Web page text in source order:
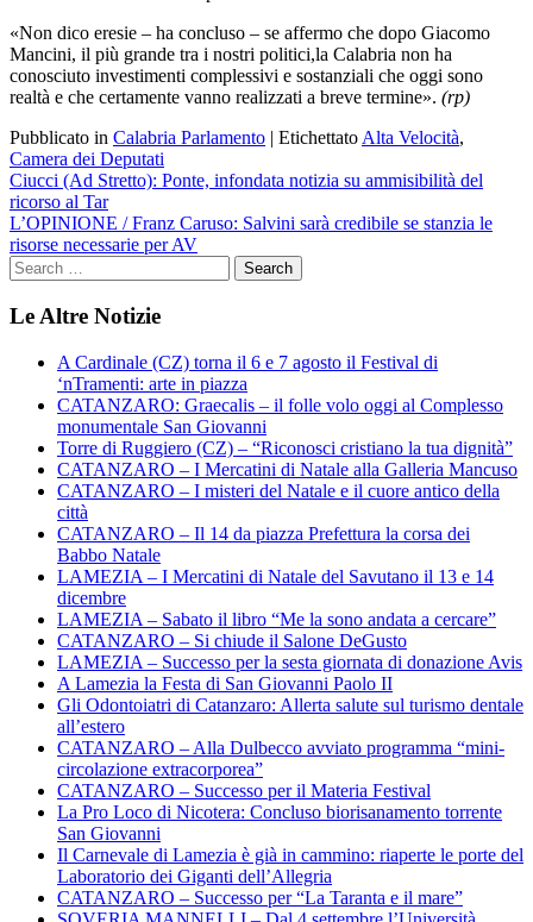
«Non dico eresie – ha concluso – se affermo che dopo Giacomo
Mancini, il più grande tra i nostri politici,la Calabria non ha
conosciuto investimenti complessivi e sostanziali che oggi sono
realtà e che certamente vanno realizzati a breve termine». (rp)
Pubblicato in Calabria Parlamento | EtichettatoAlta Velocità,
Camera dei Deputati
Navigazione
articoli
Ciucci (Ad Stretto): Ponte, infondata notizia su ammisibilità del
ricorso al Tar
L’OPINIONE / Franz Caruso: Salvini sarà credibile se stanzia le
risorse necessarie per AV
Le Altre Notizie
A Cardinale (CZ) torna il 6 e 7 agosto il Festival di
‘nTramenti: arte in piazza
CATANZARO: Graecalis – il folle volo oggi al Complesso
monumentale San Giovanni
Torre di Ruggiero (CZ) – “Riconosci cristiano la tua dignità”
CATANZARO – I Mercatini di Natale alla Galleria Mancuso
CATANZARO – I misteri del Natale e il cuore antico della
città
CATANZARO – Il 14 da piazza Prefettura la corsa dei
Babbo Natale
LAMEZIA – I Mercatini di Natale del Savutano il 13 e 14
dicembre
LAMEZIA – Sabato il libro “Me la sono andata a cercare”
CATANZARO – Si chiude il Salone DeGusto
LAMEZIA – Successo per la sesta giornata di donazione Avis
A Lamezia la Festa di San Giovanni Paolo II
Gli Odontoiatri di Catanzaro: Allerta salute sul turismo dentale
all’estero
CATANZARO – Alla Dulbecco avviato programma “mini-
circolazione extracorporea”
CATANZARO – Successo per il Materia Festival
La Pro Loco di Nicotera: Concluso biorisanamento torrente
San Giovanni
Il Carnevale di Lamezia è già in cammino: riaperte le porte del
Laboratorio dei Giganti dell’Allegria
CATANZARO – Successo per “La Taranta e il mare”